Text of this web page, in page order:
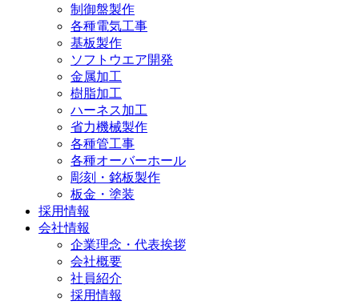
制御盤製作
各種電気工事
基板製作
ソフトウエア開発
金属加工
樹脂加工
ハーネス加工
省力機械製作
各種管工事
各種オーバーホール
彫刻・銘板製作
板金・塗装
採用情報
会社情報
企業理念・代表挨拶
会社概要
社員紹介
採用情報